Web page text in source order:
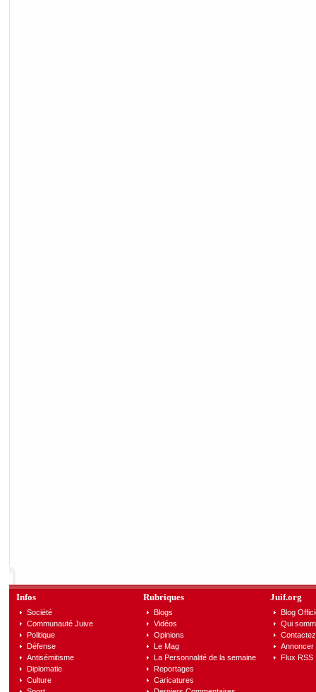
Infos
Société
Communauté Juive
Politique
Défense
Antisémitisme
Diplomatie
Culture
Rubriques
Blogs
Vidéos
Opinions
Le Mag
La Personnalité de la semaine
Reportages
Caricatures
Juif.org
Blog
Qui
Annoncer
Flux RSS